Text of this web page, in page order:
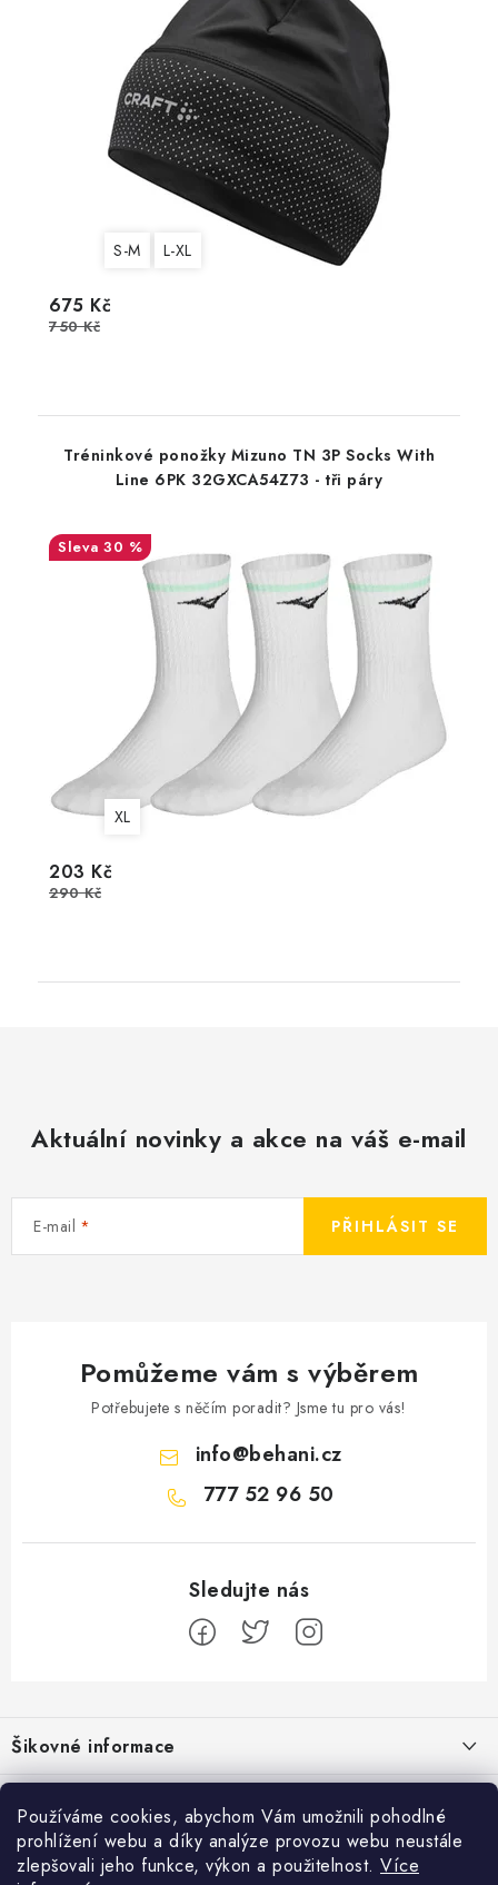
Používáme cookies, abychom Vám umožnili pohodlné
prohlížení webu a díky analýze provozu webu neustále
zlepšovali jeho funkce, výkon a použitelnost. Více
S-M L-XL
675 Kč
750 Kč
Tréninkové ponožky Mizuno TN 3P Socks With
Line 6PK 32GXCA54Z73 - tři páry
30 %
XL
203 Kč
290 Kč
Aktuální novinky a akce na váš e-mail
E-mail PŘIHLÁSIT SE
Pomůžeme vám s výběrem
Potřebujete s něčím poradit? Jsme tu pro vás!
info@behani.cz
777 52 96 50
á
p
a
Šikovné informace
Ceník dopravy
Moje objednávka
Jak vyměnit nebo vrátit zboží
Běžecké zajímavosti
Proč jít běhat právě o víkendu?
Přijímáme online platby